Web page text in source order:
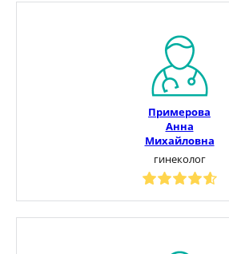
Примерова
Анна
Михайловна
гинеколог